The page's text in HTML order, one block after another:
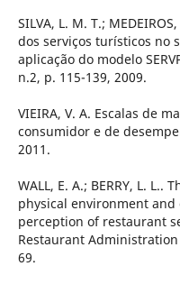
SILVA, L. M. T.;
dos serviços turísticos no
aplicação do modelo
n.2, p. 115-139, 2009.
VIEIRA, V. A. Escalas de
consumidor e de
2011.
WALL, E. A.; BERRY, L.
physical environment
perception of restaurant
Restaurant
69.